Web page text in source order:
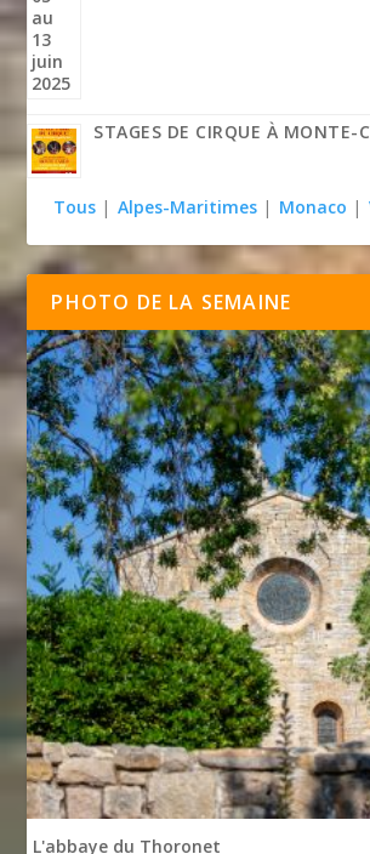
STAGES DE CIRQUE À MONTE-
Tous | Alpes-Maritimes | Monaco |
PHOTO DE LA SEMAINE
L'abbaye du Thoronet